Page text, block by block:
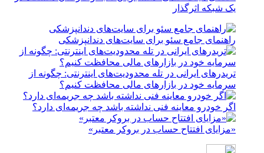
یک شبکه‌ اثرگذار
راهنمای جامع سئو برای سایت‌های دندانپزشکی
تریدرهای ایرانی در تله محدودیت‌های اینترنتی: چگونه از
سرمایه خود در بازارهای مالی محافظت کنیم؟
اگر خودرو معاینه فنی نداشته باشد چه جریمه‌ای دارد؟
«مزایای افتتاح حساب در بروکر معتبر»